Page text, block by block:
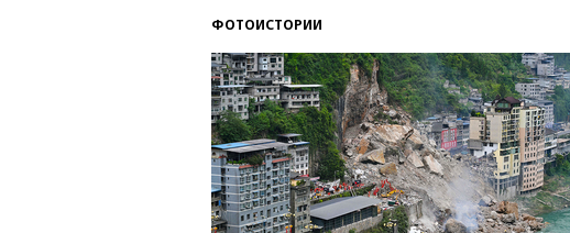
ФОТОИСТОРИИ